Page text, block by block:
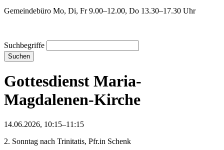
Gemeindebüro Mo, Di, Fr 9.00–12.00, Do 13.30–17.30 Uhr
Suchbegriffe
Suchen
Gottesdienst Maria-
Magdalenen-Kirche
14.06.2026, 10:15–11:15
2. Sonntag nach Trinitatis, Pfr.in Schenk